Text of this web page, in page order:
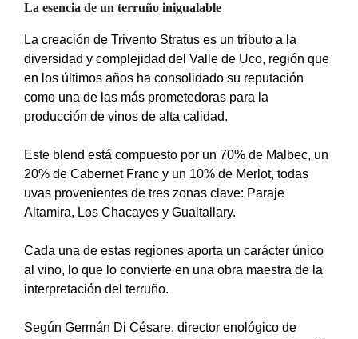
La esencia de un terruño inigualable
La creación de Trivento Stratus es un tributo a la
diversidad y complejidad del Valle de Uco, región que
en los últimos años ha consolidado su reputación
como una de las más prometedoras para la
producción de vinos de alta calidad.
Este blend está compuesto por un 70% de Malbec, un
20% de Cabernet Franc y un 10% de Merlot, todas
uvas provenientes de tres zonas clave: Paraje
Altamira, Los Chacayes y Gualtallary.
Cada una de estas regiones aporta un carácter único
al vino, lo que lo convierte en una obra maestra de la
interpretación del terruño.
Según Germán Di Césare, director enológico de